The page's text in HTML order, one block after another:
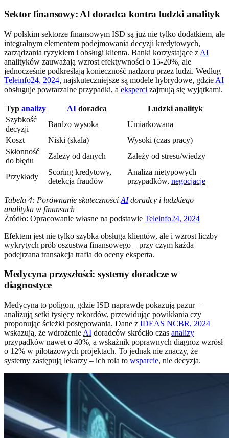
Sektor finansowy: AI doradca kontra ludzki analityk
W polskim sektorze finansowym ISD są już nie tylko dodatkiem, ale
integralnym elementem podejmowania decyzji kredytowych,
zarządzania ryzykiem i obsługi klienta. Banki korzystające z AI
analityków zauważają wzrost efektywności o 15-20%, ale
jednocześnie podkreślają konieczność nadzoru przez ludzi. Według
Teleinfo24, 2024, najskuteczniejsze są modele hybrydowe, gdzie AI
obsługuje powtarzalne przypadki, a eksperci zajmują się wyjątkami.
Typ analizy AIdoradca
Ludzki analityk
Szybkość
decyzji
Bardzo wysoka
Umiarkowana
Koszt
Niski (skala)
Wysoki (czas pracy)
Skłonność
do błędu
Zależy od danych Zależy od stresu/wiedzy
Przykłady
Scoring kredytowy,
detekcja fraudów
Analiza nietypowych
przypadków, negocjacje
Tabela 4: Porównanie skuteczności AIdoradcy i ludzkiego
analityka w finansach
Źródło: Opracowanie własne na podstawie Teleinfo24, 2024
Efektem jest nie tylko szybka obsługa klientów, ale i wzrost liczby
wykrytych prób oszustwa finansowego – przy czym każda
podejrzana transakcja trafia do oceny eksperta.
Medycyna przyszłości: systemy doradcze w
diagnostyce
Medycyna to poligon, gdzie ISD naprawdę pokazują pazur –
analizują setki tysięcy rekordów, przewidując powikłania czy
proponując ścieżki postępowania. Dane z IDEAS NCBR, 2024
wskazują, że wdrożenie AI doradców skróciło czas analizy
przypadków nawet o 40%, a wskaźnik poprawnych diagnoz wzrósł
o 12% w pilotażowych projektach. To jednak nie znaczy, że
systemy zastępują lekarzy – ich rola to wsparcie, nie decyzja.